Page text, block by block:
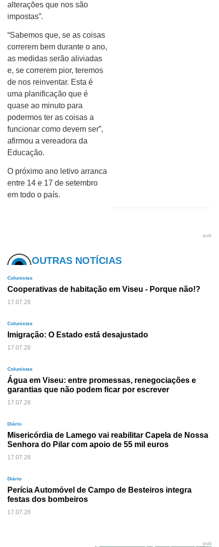
alterações que nos são
impostas”.
“Sabemos que, se as coisas
correrem bem durante o ano,
as medidas serão aliviadas
e, se correrem pior, teremos
de nos reinventar. Esta é
uma planificação que é
quase ao minuto para
podermos ter as coisas a
funcionar como devem ser”,
afirmou a vereadora da
Educação.
O próximo ano letivo arranca
entre 14 e 17 de setembro
em todo o país.
pub
OUTRAS NOTÍCIAS
Colunistas
Cooperativas de habitação em Viseu - Porque não!?
17.07.26
Colunistas
Imigração: O Estado está desajustado
17.07.26
Colunistas
Água em Viseu: entre promessas, renegociações e
garantias que não podem ficar por escrever
17.07.26
Diário
Misericórdia de Lamego vai reabilitar Capela de Nossa
Senhora do Pilar com apoio de 55 mil euros
17.07.26
Diário
Perícia Automóvel de Campo de Besteiros integra
festas dos bombeiros
17.07.26
pub